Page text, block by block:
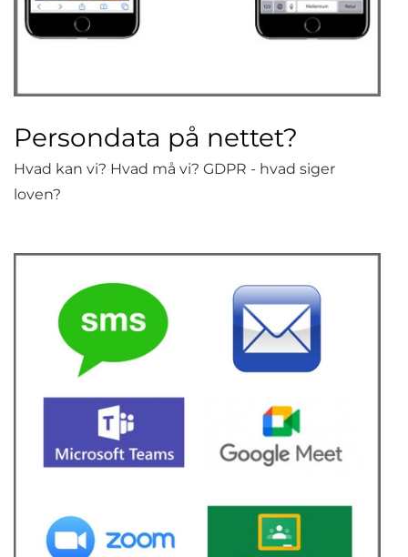
Persondata på nettet?
Hvad kan vi? Hvad må vi? GDPR - hvad siger
loven?